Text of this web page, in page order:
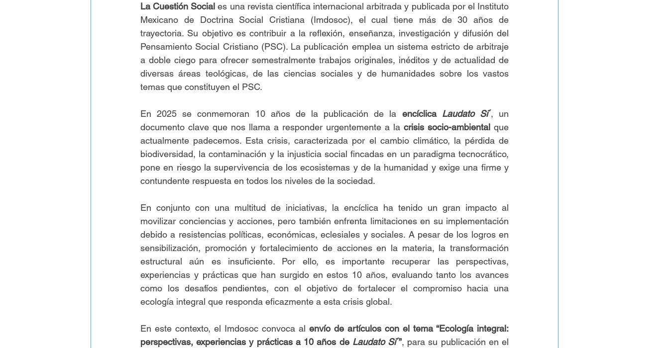
La Cuestión Social es una revista científica internacional arbitrada y publicada por el Instituto
Mexicano de Doctrina Social Cristiana (Imdosoc), el cual tiene más de 30 años de
trayectoria. Su objetivo es contribuir a la reflexión, enseñanza, investigación y difusión del
Pensamiento Social Cristiano (PSC). La publicación emplea un sistema estricto de arbitraje
a doble ciego para ofrecer semestralmente trabajos originales, inéditos y de actualidad de
diversas áreas teológicas, de las ciencias sociales y de humanidades sobre los vastos
temas que constituyen el PSC.
En 2025 se conmemoran 10 años de la publicación de la encíclica Laudato Si´, un
documento clave que nos llama a responder urgentemente a la crisis socio-ambiental que
actualmente padecemos. Esta crisis, caracterizada por el cambio climático, la pérdida de
biodiversidad, la contaminación y la injusticia social fincadas en un paradigma tecnocrático,
pone en riesgo la supervivencia de los ecosistemas y de la humanidad y exige una firme y
contundente respuesta en todos los niveles de la sociedad.
En conjunto con una multitud de iniciativas, la encíclica ha tenido un gran impacto al
movilizar conciencias y acciones, pero también enfrenta limitaciones en su implementación
debido a resistencias políticas, económicas, eclesiales y sociales. A pesar de los logros en
sensibilización, promoción y fortalecimiento de acciones en la materia, la transformación
estructural aún es insuficiente. Por ello, es importante recuperar las perspectivas,
experiencias y prácticas que han surgido en estos 10 años, evaluando tanto los avances
como los desafíos pendientes, con el objetivo de fortalecer el compromiso hacia una
ecología integral que responda eficazmente a esta crisis global.
En este contexto, el Imdosoc convoca al envío de artículos con el tema “Ecología integral:
perspectivas, experiencias y prácticas a 10 años de Laudato Si´”, para su publicación en el